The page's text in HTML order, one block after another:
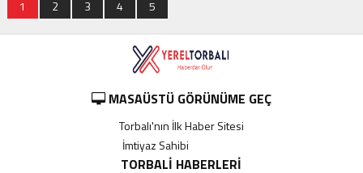
1 2 3 4 5
MASAÜSTÜ GÖRÜNÜME GEÇ
Torbalı'nın İlk Haber Sitesi
İmtiyaz Sahibi
TORBALI HABERLERI